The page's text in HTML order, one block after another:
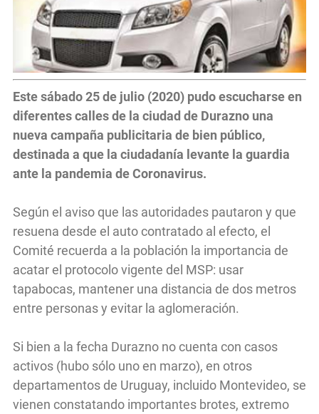
Este sábado 25 de julio (2020) pudo escucharse en
diferentes calles de la ciudad de Durazno una
nueva campaña publicitaria de bien público,
destinada a que la ciudadanía levante la guardia
ante la pandemia de Coronavirus.
Según el aviso que las autoridades pautaron y que
resuena desde el auto contratado al efecto, el
Comité recuerda a la población la importancia de
acatar el protocolo vigente del MSP: usar
tapabocas, mantener una distancia de dos metros
entre personas y evitar la aglomeración.
Si bien a la fecha Durazno no cuenta con casos
activos (hubo sólo uno en marzo), en otros
departamentos de Uruguay, incluido Montevideo, se
vienen constatando importantes brotes, extremo